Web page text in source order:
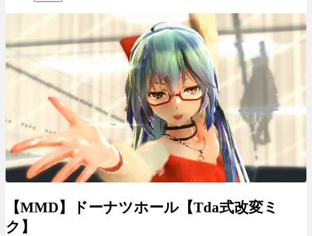
【MMD】ドーナツホール【Tda式改変ミ
ク】